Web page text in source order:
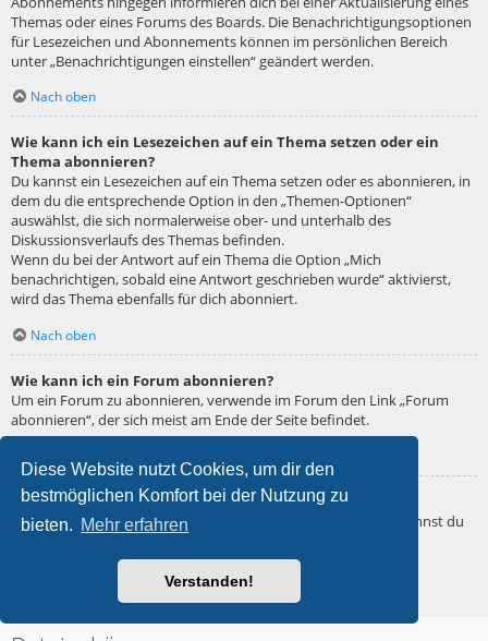
Diese Website nutzt Cookies, um dir den
bestmöglichen Komfort bei der Nutzung zu
bieten. Mehr erfahren
Verstanden!
Themas oder eines Forums des Boards. Die Benachrichtigungsoptionen
für Lesezeichen und Abonnements können im persönlichen Bereich
unter „Benachrichtigungen einstellen“ geändert werden.
Nach oben
Wie kann ich ein Lesezeichen auf ein Thema setzen oder ein
Thema abonnieren?
Du kannst ein Lesezeichen auf ein Thema setzen oder es abonnieren, in
dem du die entsprechende Option in den „Themen-Optionen“
auswählst, die sich normalerweise ober- und unterhalb des
Diskussionsverlaufs des Themas befinden.
Wenn du bei der Antwort auf ein Thema die Option „Mich
benachrichtigen, sobald eine Antwort geschrieben wurde“ aktivierst,
wird das Thema ebenfalls für dich abonniert.
Nach oben
Wie kann ich ein Forum abonnieren?
Um ein Forum zu abonnieren, verwende im Forum den Link „Forum
abonnieren“, der sich meist am Ende der Seite befindet.
Wie deaktiviere ich meine Abonnements?
Wenn du mehrere Abonnements deaktivieren möchtest, so kannst du
verwalten“ machen.